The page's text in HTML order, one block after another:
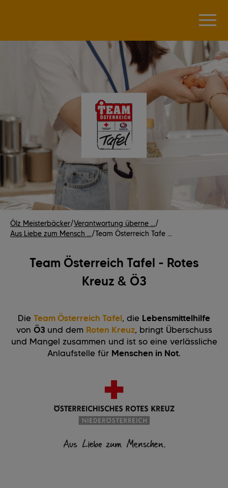
Ölz Meisterbäcker/Verantwortung überne .../
Aus Liebe zum Mensch .../Team Österreich Tafe ...
Team Österreich Tafel - Rotes
Kreuz & Ö3
Die Team Österreich Tafel, die Lebensmittelhilfe
von Ö3 und dem Roten Kreuz, bringt Überschuss
und Mangel zusammen und ist so eine verlässliche
Anlaufstelle für Menschen in Not.